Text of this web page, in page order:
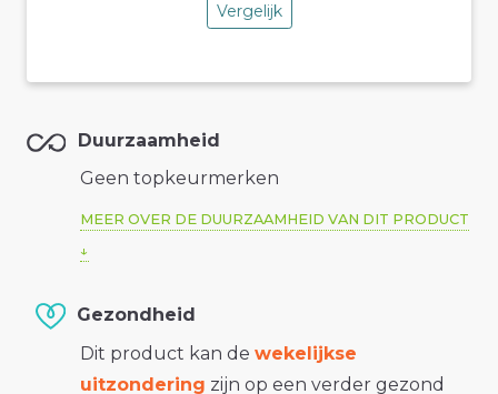
Vergelijk
Duurzaamheid
Geen topkeurmerken
MEER OVER DE DUURZAAMHEID VAN DIT PRODUCT
Gezondheid
Dit product kan de wekelijkse
uitzondering zijn op een verder gezond